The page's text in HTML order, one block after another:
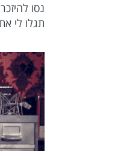
נסו
תגלו לי